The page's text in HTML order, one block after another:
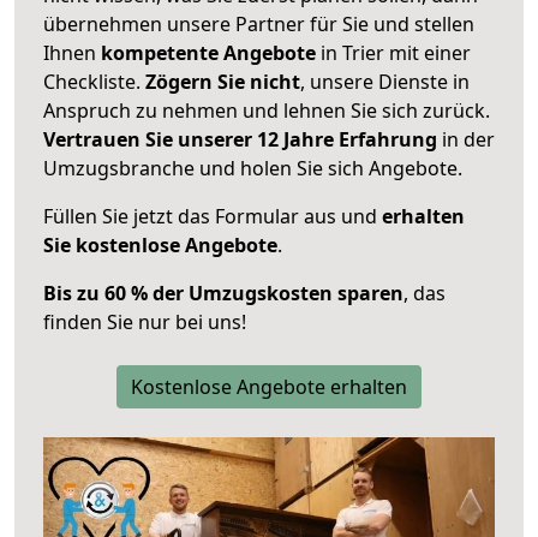
übernehmen unsere Partner für Sie und stellen
Ihnen kompetente Angebote in Trier mit einer
Checkliste. Zögern Sie nicht, unsere Dienste in
Anspruch zu nehmen und lehnen Sie sich zurück.
Vertrauen Sie unserer 12 Jahre Erfahrung in der
Umzugsbranche und holen Sie sich Angebote.
Füllen Sie jetzt das Formular aus und erhalten
Sie kostenlose Angebote.
Bis zu 60 % der Umzugskosten sparen, das
finden Sie nur bei uns!
Kostenlose Angebote erhalten